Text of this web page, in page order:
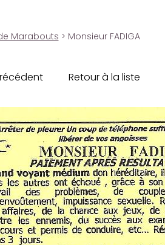
Marabouts > Monsieur FADIGA
Retour à la liste